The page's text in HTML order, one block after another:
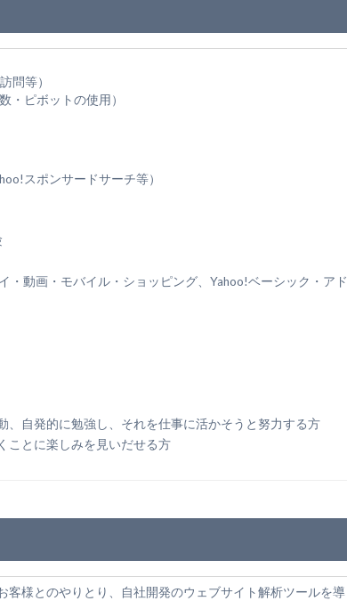
問等）
・ピボットの使用）
スポンサードサーチ等）
・動画・モバイル・ショッピング、Yahoo!ベーシック・アド
、自発的に勉強し、それを仕事に活かそうと努力する方
ことに楽しみを見いだせる方
客様とのやりとり、自社開発のウェブサイト解析ツールを導